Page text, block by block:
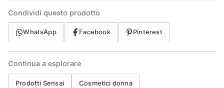
Condividi questo prodotto
WhatsApp Facebook Pinterest
Continua a esplorare
Prodotti Sensai Cosmetici donna